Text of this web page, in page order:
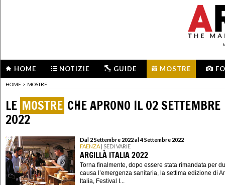
HOME NOTIZIE GUIDE MOSTRE
HOME > MOSTRE
LE MOSTRE CHE APRONO IL 02 SETTEMBRE
2022
Dal 2 Settembre 2022 al 4 Settembre 2022
FAENZA | SEDI VARIE
ARGILLÀ ITALIA 2022
Torna finalmente, dopo essere stata rimandata per
causa l’emergenza sanitaria, la settima edizione di
Italia, Festival I...